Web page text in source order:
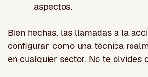
aspectos.
Bien hechas, las llamadas a la
configuran como una técnica
en cualquier sector. No te olvides